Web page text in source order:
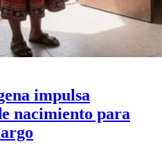
impulsa
nacimiento para